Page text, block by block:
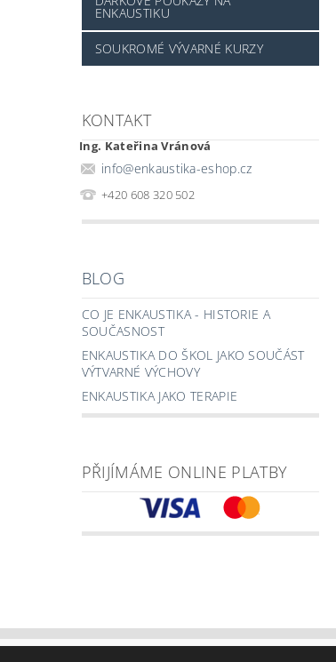
ENKAUSTIKU
SOUKROMÉ VÝVARNÉ KURZY
KONTAKT
Ing. Kateřina Vránová
info@enkaustika-eshop.cz
+420 608 320 502
BLOG
CO JE ENKAUSTIKA - HISTORIE A
SOUČASNOST
ENKAUSTIKA DO ŠKOL JAKO SOUČÁST
VÝTVARNÉ VÝCHOVY
ENKAUSTIKA JAKO TERAPIE
PŘIJÍMÁME ONLINE PLATBY